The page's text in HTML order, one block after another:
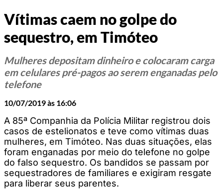
Vítimas caem no golpe do
sequestro, em Timóteo
Mulheres depositam dinheiro e colocaram carga
em celulares pré-pagos ao serem enganadas pelo
telefone
10/07/2019 às 16:06
A 85ª Companhia da Polícia Militar registrou dois
casos de estelionatos e teve como vítimas duas
mulheres, em Timóteo. Nas duas situações, elas
foram enganadas por meio do telefone no golpe
do falso sequestro. Os bandidos se passam por
sequestradores de familiares e exigiram resgate
para liberar seus parentes.